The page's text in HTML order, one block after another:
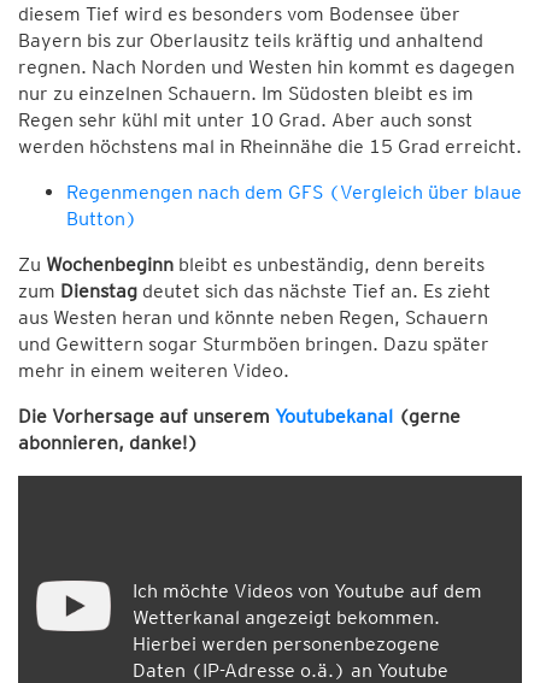
diesem Tief wird es besonders vom Bodensee über
Bayern bis zur Oberlausitz teils kräftig und anhaltend
regnen. Nach Norden und Westen hin kommt es dagegen
nur zu einzelnen Schauern. Im Südosten bleibt es im
Regen sehr kühl mit unter 10 Grad. Aber auch sonst
werden höchstens mal in Rheinnähe die 15 Grad erreicht.
Regenmengen nach dem GFS (Vergleich über blaue
Button)
Zu Wochenbeginn bleibt es unbeständig, denn bereits
zum Dienstag deutet sich das nächste Tief an. Es zieht
aus Westen heran und könnte neben Regen, Schauern
und Gewittern sogar Sturmböen bringen. Dazu später
mehr in einem weiteren Video.
Die Vorhersage auf unserem Youtubekanal (gerne
abonnieren, danke!)
Ich möchte Videos von Youtube auf dem
Wetterkanal angezeigt bekommen.
Hierbei werden personenbezogene
Daten (IP-Adresse o.ä.) an Youtube